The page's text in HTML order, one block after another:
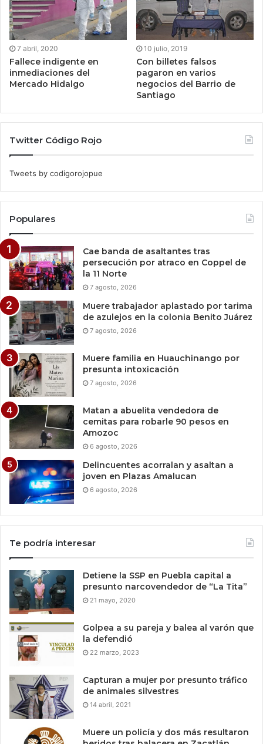
7 abril, 2020
Fallece indigente en
inmediaciones del
Mercado Hidalgo
10 julio, 2019
Con billetes falsos
pagaron en varios
negocios del Barrio de
Santiago
Twitter Código Rojo
Tweets by codigorojopue
Populares
Cae banda de asaltantes tras
persecución por atraco en Coppel de
la 11 Norte
7 agosto, 2026
Muere trabajador aplastado por tarima
de azulejos en la colonia Benito Juárez
7 agosto, 2026
Muere familia en Huauchinango por
presunta intoxicación
7 agosto, 2026
Matan a abuelita vendedora de
cemitas para robarle 90 pesos en
Amozoc
6 agosto, 2026
Delincuentes acorralan y asaltan a
joven en Plazas Amalucan
6 agosto, 2026
Te podría interesar
Detiene la SSP en Puebla capital a
presunto narcovendedor de “La Tita”
21 mayo, 2020
Golpea a su pareja y balea al varón que
la defendió
22 marzo, 2023
Capturan a mujer por presunto tráfico
de animales silvestres
14 abril, 2021
Muere un policía y dos más resultaron